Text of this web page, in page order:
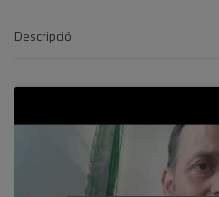
Descripció